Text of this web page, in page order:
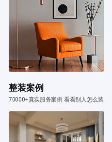
整装案例
70000+真实服务案例 看看别人怎么装